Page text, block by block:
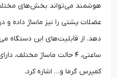
هوشمند می‌تواند بخش‌های مختلف
عضلات پشتی را نیز ماساژ داده و
ساعتی، ۴ حالت ماساژ مختلف،
کمپرس گرما و… اشاره کرد.